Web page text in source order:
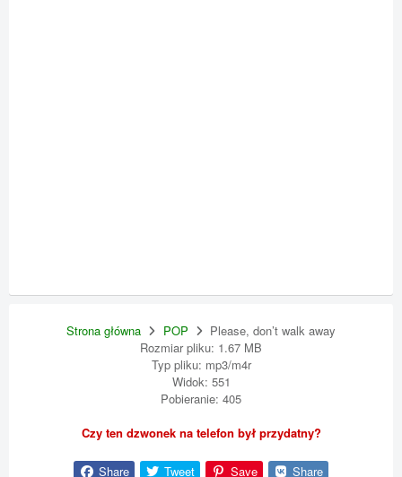
Strona główna POP
Please, don’t walk away
Rozmiar pliku: 1.67 MB
Typ pliku: mp3/m4r
Widok: 551
Pobieranie: 405
Czy ten dzwonek na telefon był przydatny?
Share Tweet Save Share